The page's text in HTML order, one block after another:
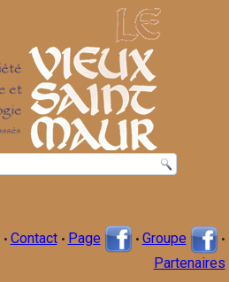
• Contact • Page • Groupe •
Partenaires